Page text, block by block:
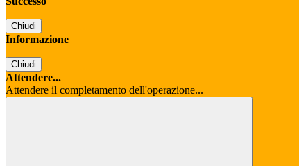
Chiudi
Informazione
Chiudi
Attendere...
Attendere il completamento dell'operazione...